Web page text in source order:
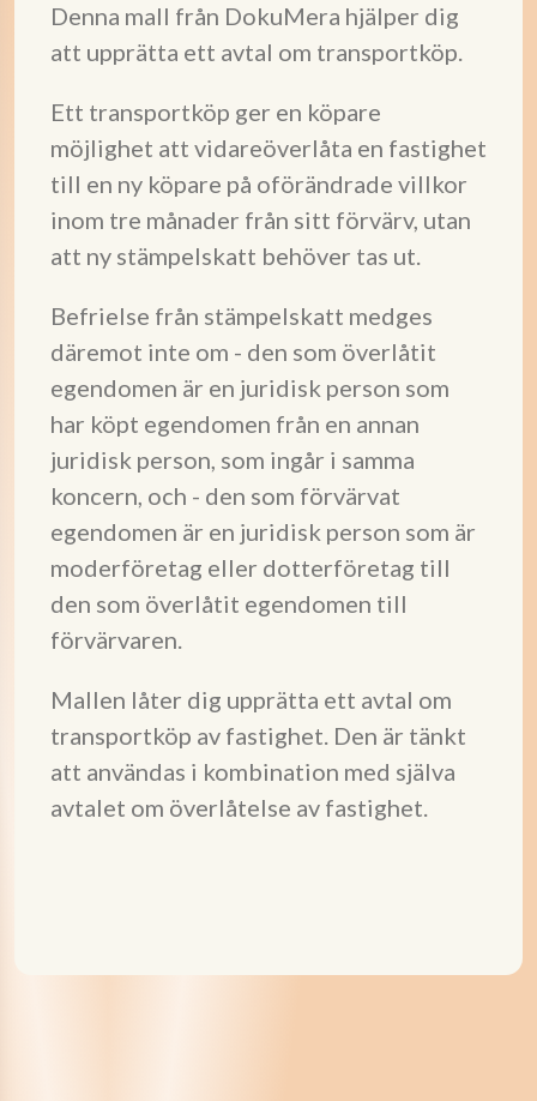
Denna mall från DokuMera hjälper dig
att upprätta ett avtal om transportköp.
Ett transportköp ger en köpare
möjlighet att vidareöverlåta en fastighet
till en ny köpare på oförändrade villkor
inom tre månader från sitt förvärv, utan
att ny stämpelskatt behöver tas ut.
Befrielse från stämpelskatt medges
däremot inte om - den som överlåtit
egendomen är en juridisk person som
har köpt egendomen från en annan
juridisk person, som ingår i samma
koncern, och - den som förvärvat
egendomen är en juridisk person som är
moderföretag eller dotterföretag till
den som överlåtit egendomen till
förvärvaren.
Mallen låter dig upprätta ett avtal om
transportköp av fastighet. Den är tänkt
att användas i kombination med själva
avtalet om överlåtelse av fastighet.